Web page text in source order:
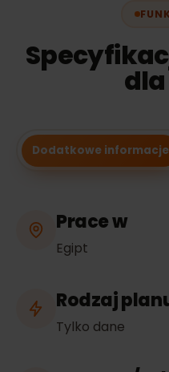
Dodatkowe informacje
Prace w
Egipt
Rodzaj
Tylko dane